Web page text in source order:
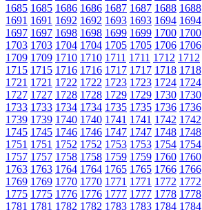
1685 1685 1686 1686 1687 1687 1688 1688
1691 1691 1692 1692 1693 1693 1694 1694
1697 1697 1698 1698 1699 1699 1700 1700
1703 1703 1704 1704 1705 1705 1706 1706
1709 1709 1710 1710 1711 1711 1712 1712
1715 1715 1716 1716 1717 1717 1718 1718
1721 1721 1722 1722 1723 1723 1724 1724
1727 1727 1728 1728 1729 1729 1730 1730
1733 1733 1734 1734 1735 1735 1736 1736
1739 1739 1740 1740 1741 1741 1742 1742
1745 1745 1746 1746 1747 1747 1748 1748
1751 1751 1752 1752 1753 1753 1754 1754
1757 1757 1758 1758 1759 1759 1760 1760
1763 1763 1764 1764 1765 1765 1766 1766
1769 1769 1770 1770 1771 1771 1772 1772
1775 1775 1776 1776 1777 1777 1778 1778
1781 1781 1782 1782 1783 1783 1784 1784